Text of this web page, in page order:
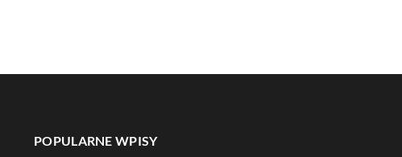
POPULARNE WPISY